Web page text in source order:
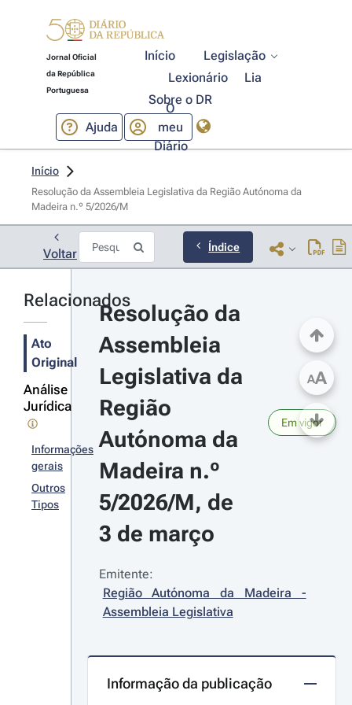
Jornal Oficial
da República
Portuguesa
Início
Legislação
Lexionário
Lia
Sobre o DR
Ajuda
O
meu
Diário
Início
Resolução da Assembleia Legislativa da Região Autónoma da
Madeira n.º 5/2026/M
Voltar Índice
Relacionados
Ato
Original
Análise
Jurídica
Informações
gerais
Outros
Tipos
Resolução da
Assembleia
Legislativa da
Região
Autónoma da
Madeira n.º
5/2026/M, de
3 de março
Em vigor
Emitente:
Região Autónoma da Madeira -
Assembleia Legislativa
Informação da publicação
AA